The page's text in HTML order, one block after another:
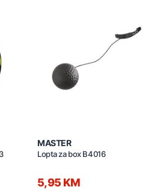
MASTER
Lopta za box B4016
5,95 KM